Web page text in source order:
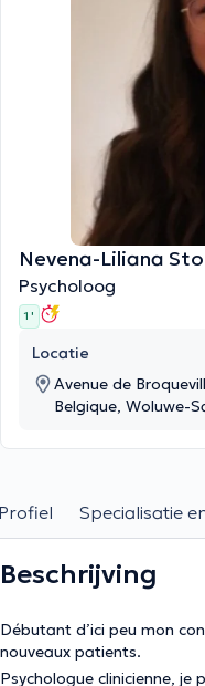
Nevena-Liliana
Psycholoog
1 '
Locatie
Avenue de
Belgique, Woluwe-
Specialisatie
Beschrijving
Débutant d’ici peu mon
nouveaux patients.
Psychologue clinicienne,